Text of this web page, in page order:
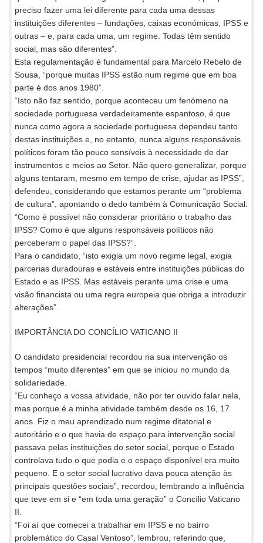
preciso fazer uma lei diferente para cada uma dessas
instituições diferentes – fundações, caixas económicas, IPSS e
outras – e, para cada uma, um regime. Todas têm sentido
social, mas são diferentes”.
Esta regulamentação é fundamental para Marcelo Rebelo de
Sousa, “porque muitas IPSS estão num regime que em boa
parte é dos anos 1980”.
“Isto não faz sentido, porque aconteceu um fenómeno na
sociedade portuguesa verdadeiramente espantoso, é que
nunca como agora a sociedade portuguesa dependeu tanto
destas instituições e, no entanto, nunca alguns responsáveis
políticos foram tão pouco sensíveis à necessidade de dar
instrumentos e meios ao Setor. Não quero generalizar, porque
alguns tentaram, mesmo em tempo de crise, ajudar as IPSS”,
defendeu, considerando que estamos perante um “problema
de cultura”, apontando o dedo também à Comunicação Social:
“Como é possível não considerar prioritário o trabalho das
IPSS? Como é que alguns responsáveis políticos não
perceberam o papel das IPSS?”.
Para o candidato, “isto exigia um novo regime legal, exigia
parcerias duradouras e estáveis entre instituições públicas do
Estado e as IPSS. Mas estáveis perante uma crise e uma
visão financista ou uma regra europeia que obriga a introduzir
alterações”.
IMPORTÂNCIA DO CONCÍLIO VATICANO II
O candidato presidencial recordou na sua intervenção os
tempos “muito diferentes” em que se iniciou no mundo da
solidariedade.
“Eu conheço a vossa atividade, não por ter ouvido falar nela,
mas porque é a minha atividade também desde os 16, 17
anos. Fiz o meu aprendizado num regime ditatorial e
autoritário e o que havia de espaço para intervenção social
passava pelas instituições do setor social, porque o Estado
controlava tudo o que podia e o espaço disponível era muito
pequeno. E o setor social lucrativo dava pouca atenção às
principais questões sociais”, recordou, lembrando a influência
que teve em si e “em toda uma geração” o Concílio Vaticano
II.
“Foi aí que comecei a trabalhar em IPSS e no bairro
problemático do Casal Ventoso”, lembrou, referindo que,